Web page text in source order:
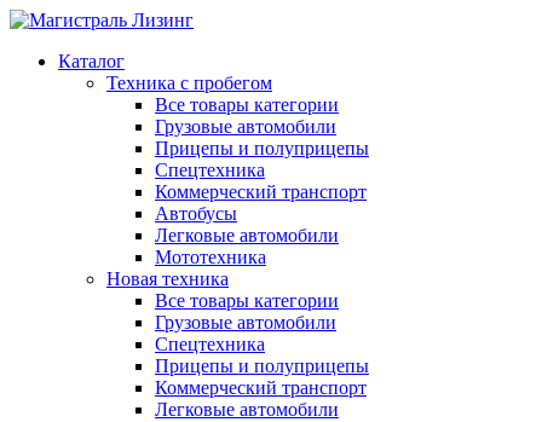
Каталог
Техника с пробегом
Все товары категории
Грузовые автомобили
Прицепы и полуприцепы
Спецтехника
Коммерческий транспорт
Автобусы
Легковые автомобили
Мототехника
Новая техника
Все товары категории
Грузовые автомобили
Спецтехника
Прицепы и полуприцепы
Коммерческий транспорт
Легковые автомобили